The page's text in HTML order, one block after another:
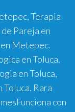
Terapia
Pareja en
Metepec.
en Toluca,
en Toluca,
Toluca. Rara
Funciona con